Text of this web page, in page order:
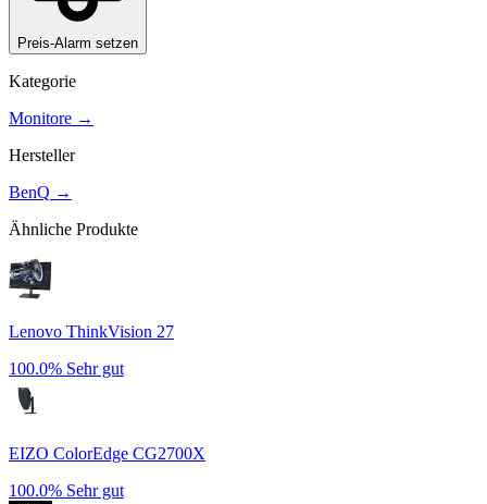
Preis-Alarm setzen
Kategorie
Monitore →
Hersteller
BenQ →
Ähnliche Produkte
Lenovo ThinkVision 27
100.0% Sehr gut
EIZO ColorEdge CG2700X
100.0% Sehr gut